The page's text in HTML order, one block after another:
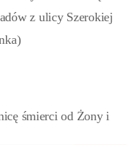
z ulicy Szerokiej
śmierci od Żony i